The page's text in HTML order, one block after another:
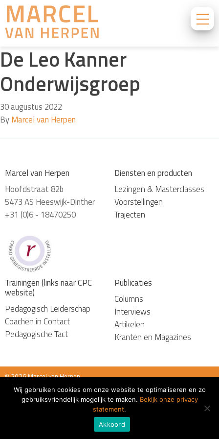
De Leo Kanner
Onderwijsgroep
30 augustus 2022
ByMarcel van Herpen
Marcel van Herpen
Hoofdstraat 82b
5473 AS Heeswijk-Dinther
+31 (0)6 - 18470250
Diensten en producten
Lezingen & Masterclasses
Voorstellingen
Trajecten
Trainingen (links naar CPC
website)
Pedagogisch Leiderschap
Coachen in Contact
Pedagogische Tact
Publicaties
Columns
Interviews
Artikelen
Kranten en Magazines
© 2026 Marcel van Herpen
Algemene voorwaarden
Wij gebruiken cookies om onze website te optimaliseren en zo
gebruiksvriendelijk mogelijk te maken. Bekijk onze privacy
statement.
Akkoord